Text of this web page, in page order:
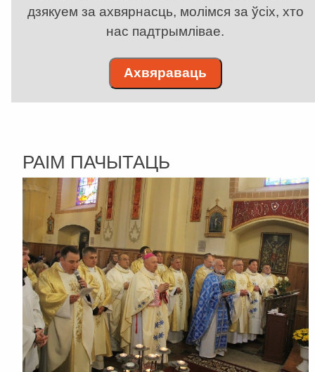
дзякуем за ахвярнасць, молімся за ўсіх, хто
нас падтрымлівае.
Ахвяраваць
РАІМ ПАЧЫТАЦЬ